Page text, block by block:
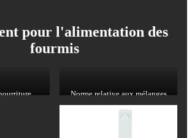
pour l'alimentation des
fourmis
Norme relative aux mélanges